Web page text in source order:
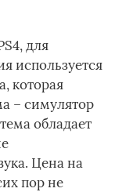
для
используется
которая
– симулятор
обладает
Цена на
пор не